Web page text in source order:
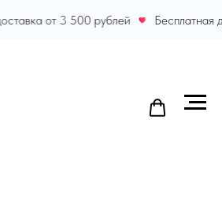
от 3 500 рублей Бесплатная